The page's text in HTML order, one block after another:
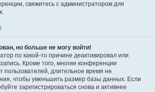
свяжитесь с администратором для
но больше не могу войти!
по какой-то причине деактивировал или
Кроме того, многие конференции
пользователей, длительное время не
чтобы уменьшить размер базы данных. Если
зарегистрироваться снова и активнее